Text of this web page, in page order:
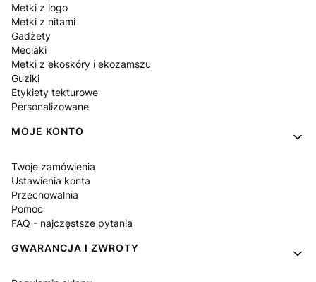
Metki z logo
Metki z nitami
Gadżety
Meciaki
Metki z ekoskóry i ekozamszu
Guziki
Etykiety tekturowe
Personalizowane
MOJE KONTO
Twoje zamówienia
Ustawienia konta
Przechowalnia
Pomoc
FAQ - najczęstsze pytania
GWARANCJA I ZWROTY